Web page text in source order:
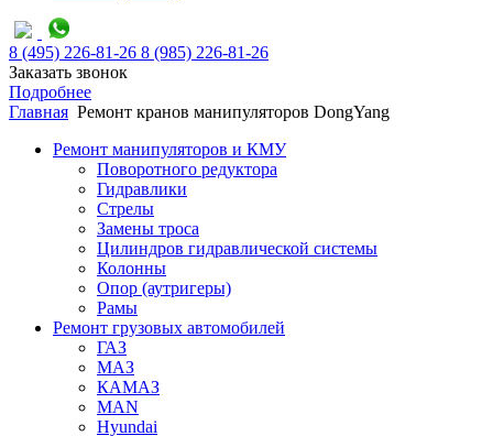
8 (495) 226-81-26 8 (985) 226-81-26
Заказать звонок
Подробнее
Главная Ремонт кранов манипуляторов DongYang
Ремонт манипуляторов и КМУ
Поворотного редуктора
Гидравлики
Стрелы
Замены троса
Цилиндров гидравлической системы
Колонны
Опор (аутригеры)
Рамы
Ремонт грузовых автомобилей
ГАЗ
МАЗ
КАМАЗ
MAN
Hyundai